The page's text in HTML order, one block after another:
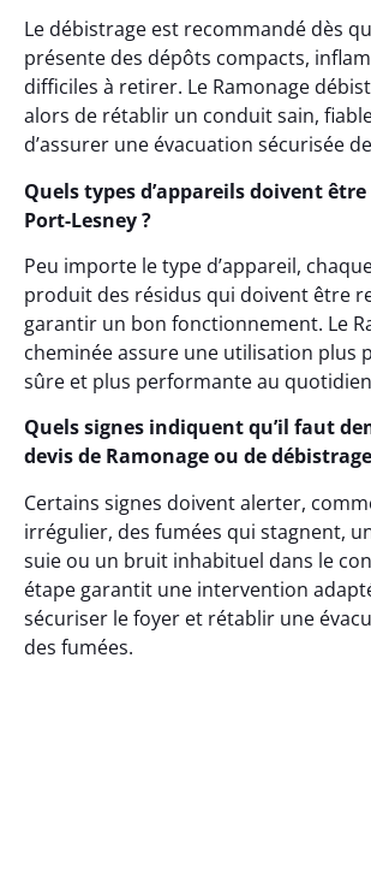
Le débistrage est recommandé dès
présente des dépôts compacts,
difficiles à retirer. Le Ramonage
alors de rétablir un conduit sain,
d’assurer une évacuation sécurisée
Quels types d’appareils doivent
Port-Lesney ?
Peu importe le type d’appareil,
produit des résidus qui doivent être
garantir un bon fonctionnement. Le
cheminée assure une utilisation plus
sûre et plus performante au
Quels signes indiquent qu’il faut
devis de Ramonage ou de
Certains signes doivent alerter,
irrégulier, des fumées qui stagnent,
suie ou un bruit inhabituel dans le
étape garantit une intervention
sécuriser le foyer et rétablir une
des fumées.